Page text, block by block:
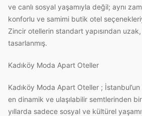
ve canlı sosyal yaşamıyla değil; aynı
konforlu ve samimi butik otel
Zincir otellerin standart yapısından
tasarlanmış.
Kadıköy Moda Apart Oteller
Kadıköy Moda Apart Oteller ; İstanbul’un
en dinamik ve ulaşılabilir semtlerinden
yıllarda sadece sosyal ve kültürel